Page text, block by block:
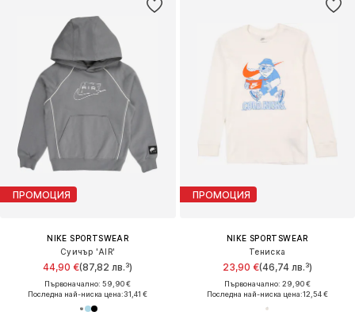
ПРОМОЦИЯ
NIKE SPORTSWEAR
Суичър 'AIR'
44,90 €(87,82 лв.³)
Първоначално: 59,90 €
Последна най-ниска цена:31,41 €
ПРОМОЦИЯ
NIKE SPORTSWEAR
Тениска
23,90 €(46,74 лв.³)
Първоначално: 29,90 €
Последна най-ниска цена:12,54 €